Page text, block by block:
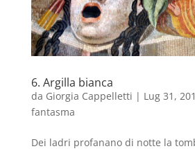
6. Argilla bianca
da Giorgia Cappelletti | Lug 31,
fantasma
Dei ladri profanano di notte la